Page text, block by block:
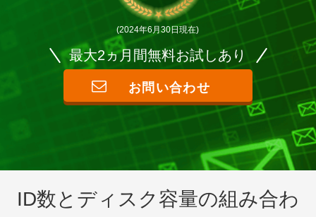
(2024年6月30日現在)
最大2ヵ月間無料お試しあり
お問い合わせ
ID数とディスク容量の組み合わ